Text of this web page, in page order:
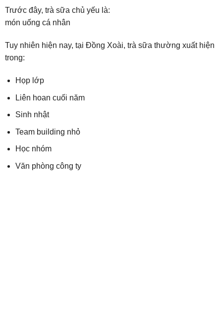
Trước đây, trà sữa chủ yếu là:
món uống cá nhân
Tuy nhiên hiện nay, tại Đồng Xoài, trà sữa thường xuất hiện
trong:
Họp lớp
Liên hoan cuối năm
Sinh nhật
Team building nhỏ
Học nhóm
Văn phòng công ty